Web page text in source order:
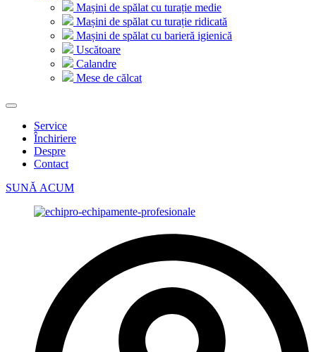
Mașini de spălat cu turație medie
Mașini de spălat cu turație ridicată
Mașini de spălat cu barieră igienică
Uscătoare
Calandre
Mese de călcat
Service
Închiriere
Despre
Contact
SUNĂ ACUM